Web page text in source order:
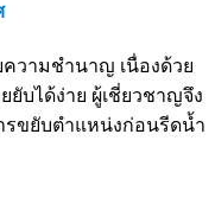
วามชำนาญ เนื่องด้วย
ยับได้ง่าย ผู้เชี่ยวชาญจึง
ขยับตำแหน่งก่อนรีดน้ำ